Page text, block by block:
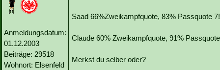
Anmeldungsdatum:
01.12.2003
Beiträge: 29518
Wohnort: Elsenfeld
Saad 66%Zweikampfquote, 83% Passquote
Claude 60% Zweikampfquote, 91%
Merkst du selber oder?